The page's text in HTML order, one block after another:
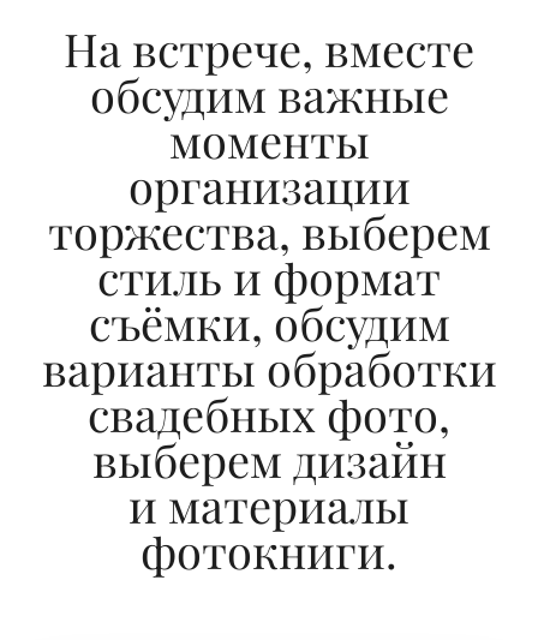
На встрече, вместе
обсудим важные
моменты
организации
торжества, выберем
стиль и формат
съёмки, обсудим
варианты обработки
свадебных фото,
выберем дизайн
и материалы
фотокниги.